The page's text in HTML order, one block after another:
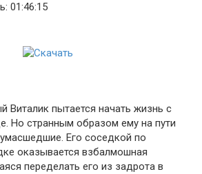
01:46:15
Виталик пытается начать жизнь с
Но странным образом ему на пути
Его соседкой по
оказывается взбалмошная
переделать его из задрота в